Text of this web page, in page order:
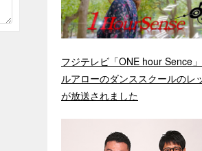
フジテレビ「ONE hour Sence
ルアローのダンススクールのレ
が放送されました